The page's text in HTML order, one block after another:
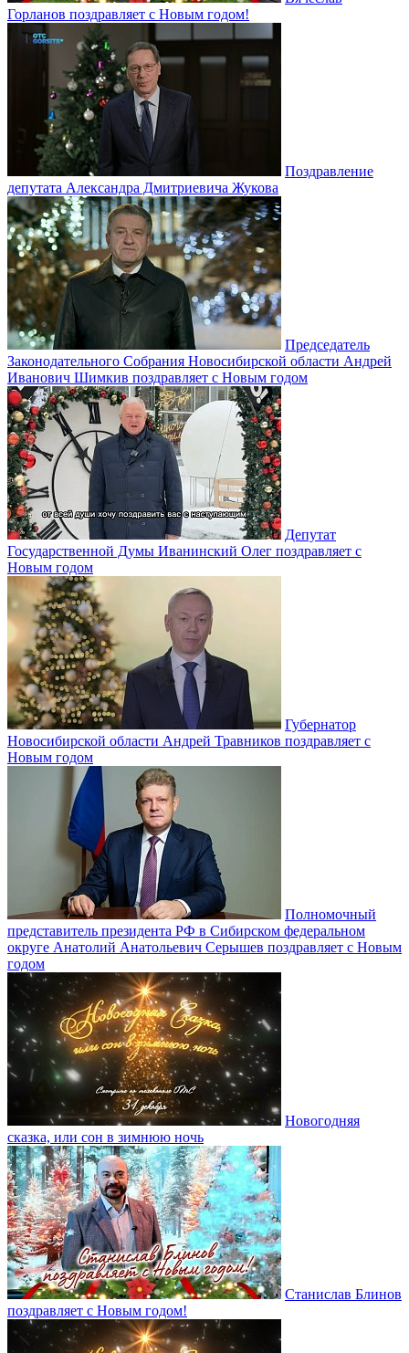
Горланов поздравляет с Новым годом!
Поздравление
депутата Александра Дмитриевича Жукова
Председатель
Законодательного Собрания Новосибирской области Андрей
Иванович Шимкив поздравляет с Новым годом
Депутат
Государственной Думы Иванинский Олег поздравляет с
Новым годом
Губернатор
Новосибирской области Андрей Травников поздравляет с
Новым годом
Полномочный
представитель президента РФ в Сибирском федеральном
округе Анатолий Анатольевич Серышев поздравляет с Новым
годом
Новогодняя
сказка, или сон в зимнюю ночь
Станислав Блинов
поздравляет с Новым годом!